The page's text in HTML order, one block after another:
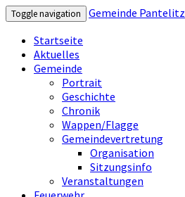
Toggle navigation
Gemeinde Pantelitz
Startseite
Aktuelles
Gemeinde
Portrait
Geschichte
Chronik
Wappen/Flagge
Gemeindevertretung
Organisation
Sitzungsinfo
Veranstaltungen